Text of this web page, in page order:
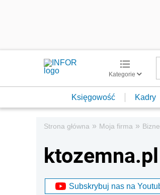
Kategorie
Księgowość Kadry
Strona główna » Moja firma »
Subskrybuj nas na